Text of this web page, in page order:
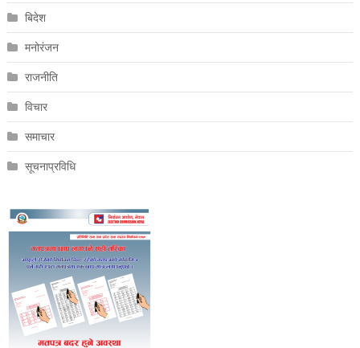
बिदेश
मनोरंजन
राजनीति
विचार
समाचार
सूचनाप्रविधि